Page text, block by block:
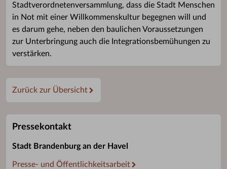
Stadtverordnetenversammlung, dass die Stadt Menschen
in Not mit einer Willkommenskultur begegnen will und
es darum gehe, neben den baulichen Voraussetzungen
zur Unterbringung auch die Integrationsbemühungen zu
verstärken.
Zurück zur Übersicht
Pressekontakt
Stadt Brandenburg an der Havel
Presse- und Öffentlichkeitsarbeit